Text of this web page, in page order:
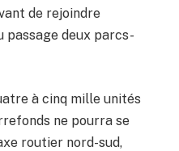
de rejoindre
passage deux parcs-
à cinq mille unités
ne pourra se
routier nord-sud,